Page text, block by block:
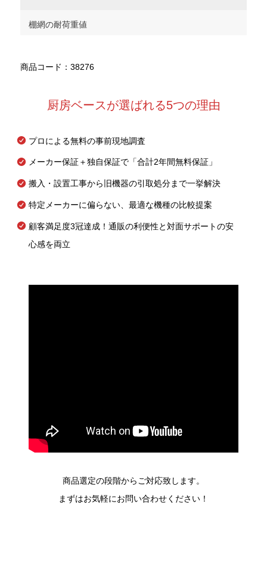
棚網の耐荷重値
商品コード：38276
厨房ベースが選ばれる5つの理由
プロによる無料の事前現地調査
メーカー保証＋独自保証で「合計2年間無料保証」
搬入・設置工事から旧機器の引取処分まで一挙解決
特定メーカーに偏らない、最適な機種の比較提案
顧客満足度3冠達成！通販の利便性と対面サポートの安
心感を両立
商品選定の段階からご対応致します。
まずはお気軽にお問い合わせください！